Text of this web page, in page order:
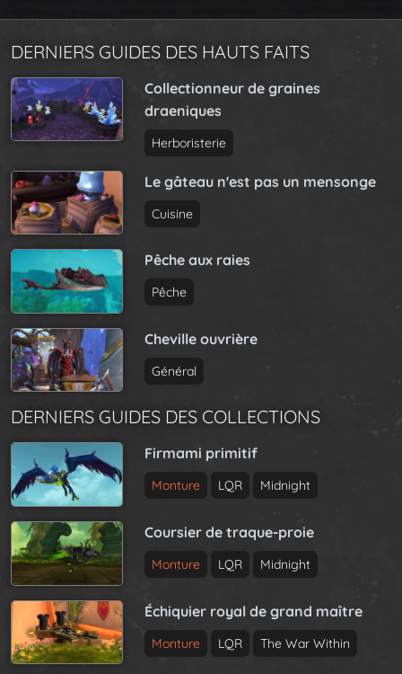
DERNIERS GUIDES DES HAUTS FAITS
Collectionneur de graines
draeniques
Herboristerie
Le gâteau n'est pas un mensonge
Cuisine
Pêche aux raies
Pêche
Cheville ouvrière
Général
DERNIERS GUIDES DES COLLECTIONS
Firmami primitif
Monture LQR Midnight
Coursier de traque-proie
Monture LQR Midnight
Échiquier royal de grand maître
Monture LQR The War Within